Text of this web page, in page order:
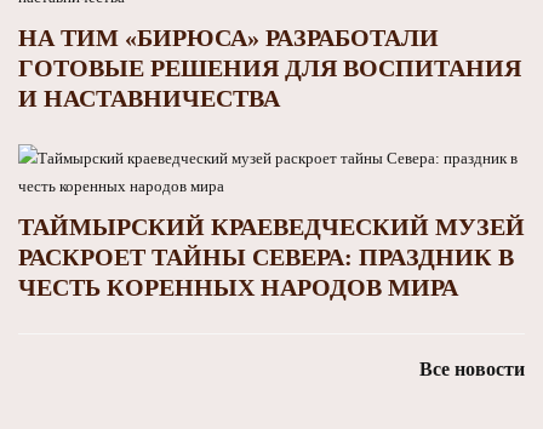
НА ТИМ «БИРЮСА» РАЗРАБОТАЛИ
ГОТОВЫЕ РЕШЕНИЯ ДЛЯ ВОСПИТАНИЯ
И НАСТАВНИЧЕСТВА
ТАЙМЫРСКИЙ КРАЕВЕДЧЕСКИЙ МУЗЕЙ
РАСКРОЕТ ТАЙНЫ СЕВЕРА: ПРАЗДНИК В
ЧЕСТЬ КОРЕННЫХ НАРОДОВ МИРА
Все новости